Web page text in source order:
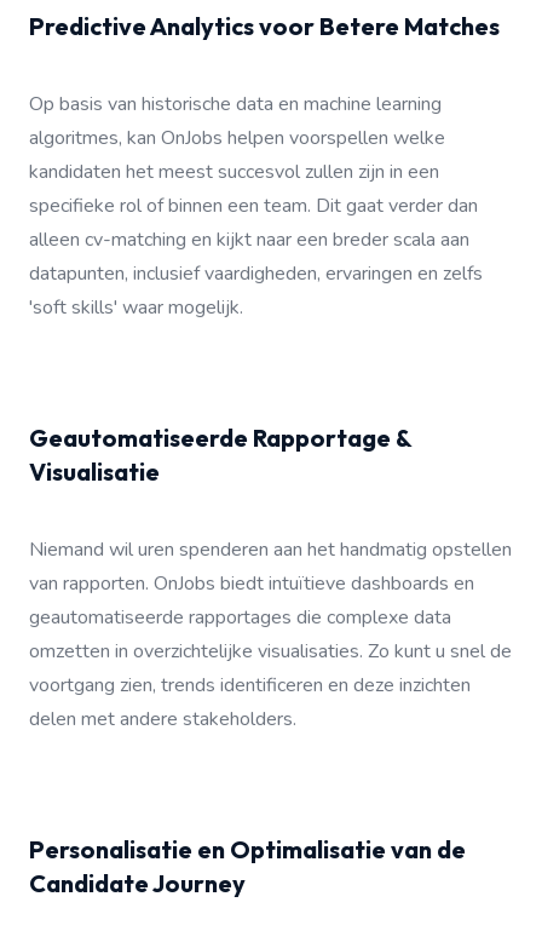
Predictive Analytics voor Betere Matches
Op basis van historische data en machine learning
algoritmes, kan OnJobs helpen voorspellen welke
kandidaten het meest succesvol zullen zijn in een
specifieke rol of binnen een team. Dit gaat verder dan
alleen cv-matching en kijkt naar een breder scala aan
datapunten, inclusief vaardigheden, ervaringen en zelfs
'soft skills' waar mogelijk.
Geautomatiseerde Rapportage &
Visualisatie
Niemand wil uren spenderen aan het handmatig opstellen
van rapporten. OnJobs biedt intuïtieve dashboards en
geautomatiseerde rapportages die complexe data
omzetten in overzichtelijke visualisaties. Zo kunt u snel de
voortgang zien, trends identificeren en deze inzichten
delen met andere stakeholders.
Personalisatie en Optimalisatie van de
Candidate Journey